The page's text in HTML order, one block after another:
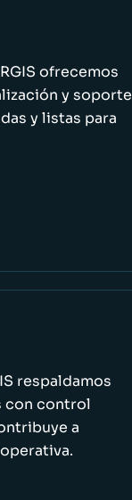
ofrecemos
y soporte
y listas para
respaldamos
con control
a